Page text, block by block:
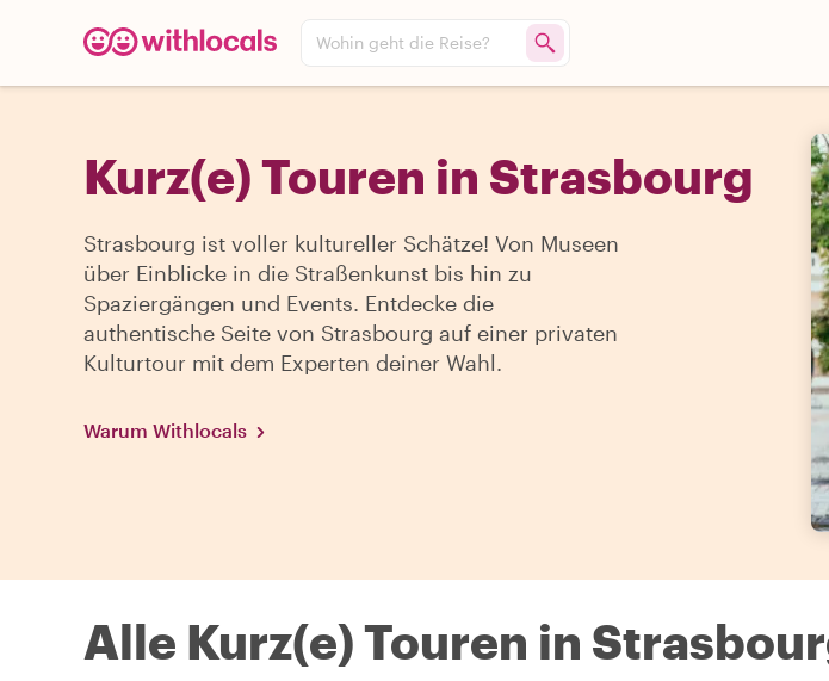
Wohin geht die Reise?
Kurz(e) Touren in Strasbourg
Strasbourg ist voller kultureller Schätze! Von Museen
über Einblicke in die Straßenkunst bis hin zu
Spaziergängen und Events. Entdecke die
authentische Seite von Strasbourg auf einer privaten
Kulturtour mit dem Experten deiner Wahl.
Warum Withlocals
Alle Kurz(e) Touren in